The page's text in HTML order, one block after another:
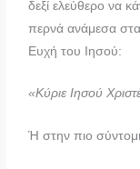
δεξί ελεύθερο να
περνά ανάμεσα
Ευχή του Ιησού:
«Κύριε Ιησού
Ή στην πιο